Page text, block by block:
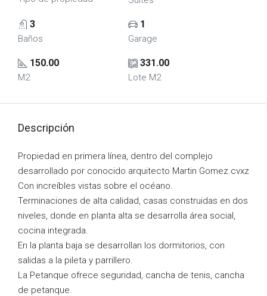
3
Baños
1
Garage
150.00
M2
331.00
Lote M2
Descripción
Propiedad en primera línea, dentro del complejo
desarrollado por conocido arquitecto Martin Gomez.cvxz
Con increíbles vistas sobre el océano.
Terminaciones de alta calidad, casas construidas en dos
niveles, donde en planta alta se desarrolla área social,
cocina integrada.
En la planta baja se desarrollan los dormitorios, con
salidas a la pileta y parrillero.
La Petanque ofrece seguridad, cancha de tenis, cancha
de petanque.